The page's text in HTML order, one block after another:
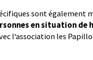
sont également
en situation de
l‘association les